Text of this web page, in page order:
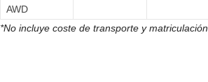
AWD
*No incluye coste de transporte y matriculación.